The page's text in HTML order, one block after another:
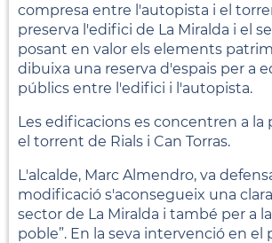
compresa entre l'autopista i el
preserva l'edifici de La Miralda i el
posant en valor els elements
dibuixa una reserva d'espais per a
públics entre l'edifici i l'autopista.
Les edificacions es concentren a la
el torrent de Rials i Can Torras.
L'alcalde, Marc Almendro, va
modificació s'aconsegueix una
sector de La Miralda i també per a
poble”. En la seva intervenció en el